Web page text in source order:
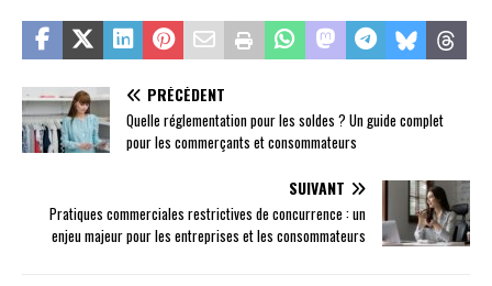
PRÉCÉDENT
Quelle réglementation pour les soldes ? Un guide complet
pour les commerçants et consommateurs
SUIVANT
Pratiques commerciales restrictives de concurrence : un
enjeu majeur pour les entreprises et les consommateurs